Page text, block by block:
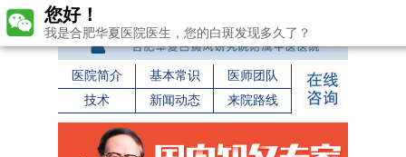
医院简介 基本常识
医师团队
技术
新闻动态 来院路线
您好！
我是合肥华夏医院医生，您的白斑发现多久了？